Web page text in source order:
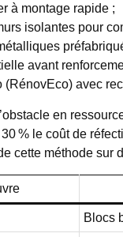
à montage rapide ;
isolantes pour
avant
avec
en
% le coût de
cette méthode sur
Blocs